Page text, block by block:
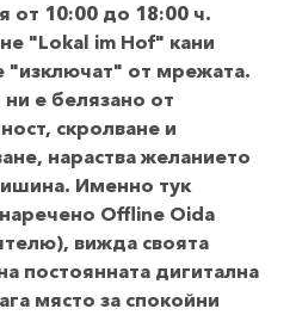
от 10:00 до 18:00 ч.
"Lokal im Hof" кани
"изключат" от мрежата.
е белязано от
скролване и
нараства желанието
Именно тук
Offline Oida
вижда своята
постоянната дигитална
място за спокойни